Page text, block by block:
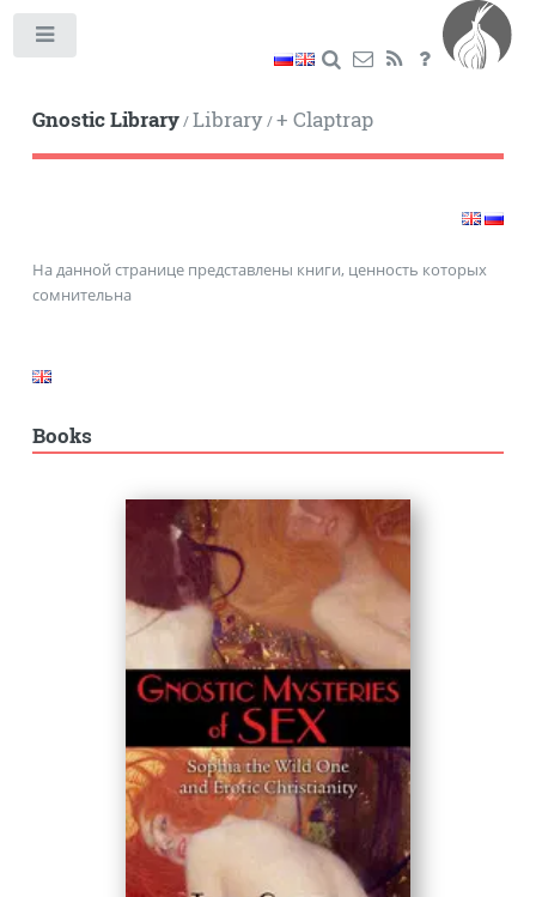
Gnostic Library/Library/+ Claptrap
На данной странице представлены книги, ценность которых
сомнительна
Books